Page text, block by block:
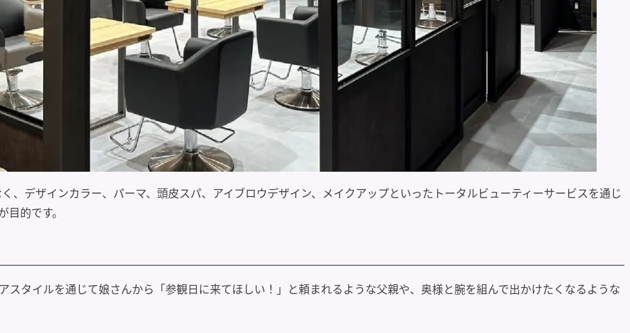
、デザインカラー、パーマ、頭皮スパ、アイブロウデザイン、メイクアップといったトータルビューティーサービスを通じ
的です。
スタイルを通じて娘さんから「参観日に来てほしい！」と頼まれるような父親や、奥様と腕を組んで出かけたくなるような